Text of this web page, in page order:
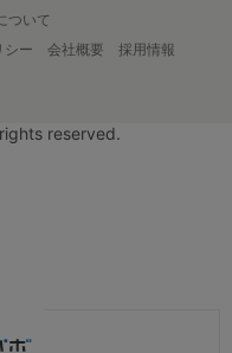
ついて
シー 会社概要
採用情報
reserved.